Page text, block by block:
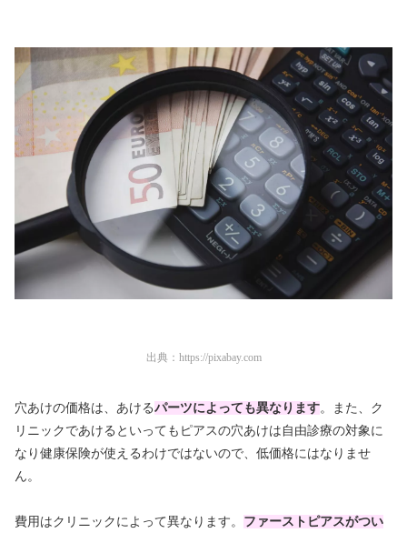
出典： https://pixabay.com
穴あけの価格は、あけるパーツによっても異なります。また、ク
リニックであけるといってもピアスの穴あけは自由診療の対象に
なり健康保険が使えるわけではないので、低価格にはなりませ
ん。
費用はクリニックによって異なります。 ファーストピアスがつい